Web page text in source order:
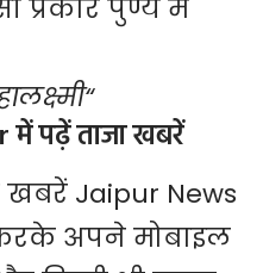
प्रकार पुण्य में
“
पढ़ें ताजा खबरें
खबरें Jaipur News
अपने मोबाइल